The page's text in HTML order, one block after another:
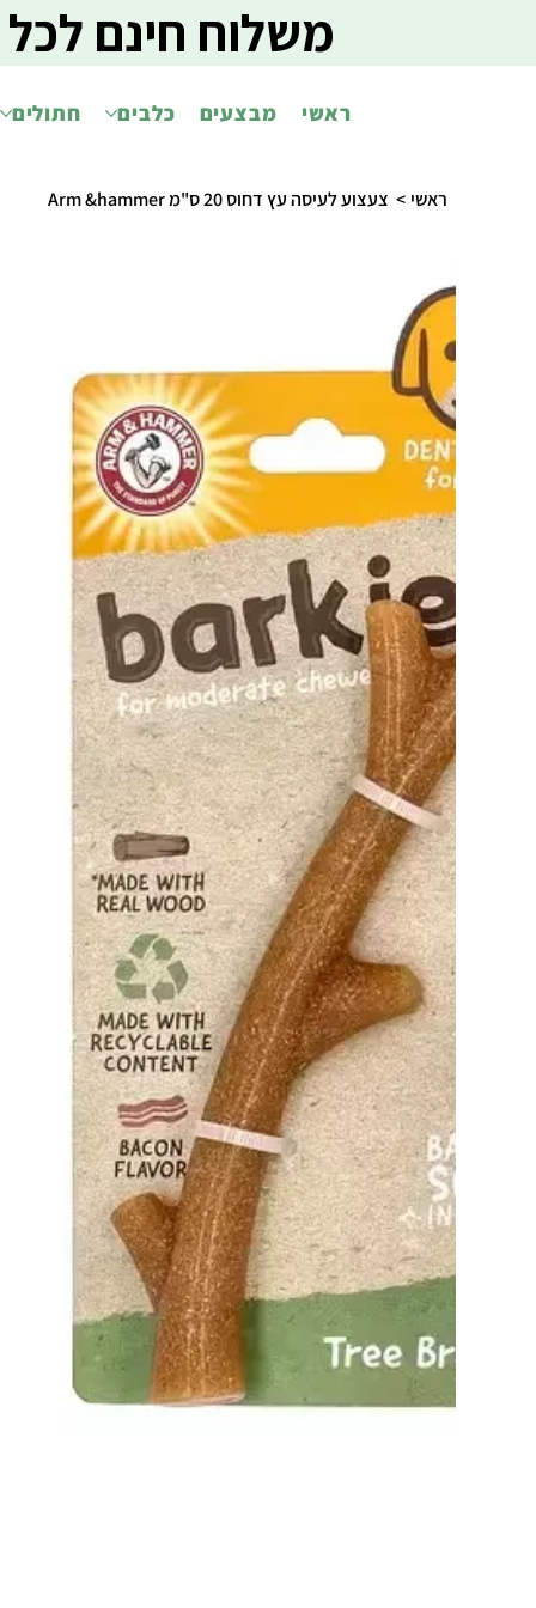
ראשי מבצעים כלבים חתולים
משלוח חינם
ראשי > צעצוע לעיסה עץ דחוס 20 ס"מ Arm &hammer